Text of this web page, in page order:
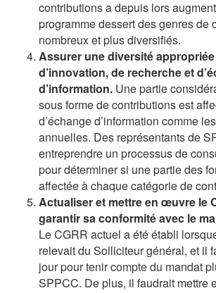
contributions a depuis lors
programme dessert des genres de
nombreux et plus diversifiés.
Assurer une diversité
d’innovation, de recherche et
d’information. Une partie
sous forme de contributions est
d’échange d’information comme
annuelles. Des représentants de
entreprendre un processus de
pour déterminer si une partie des
affectée à chaque catégorie de
Actualiser et mettre en œuvre le
garantir sa conformité avec le
Le CGRR actuel a été établi
relevait du Solliciteur général, et il
jour pour tenir compte du mandat
SPPCC. De plus, il faudrait mettre